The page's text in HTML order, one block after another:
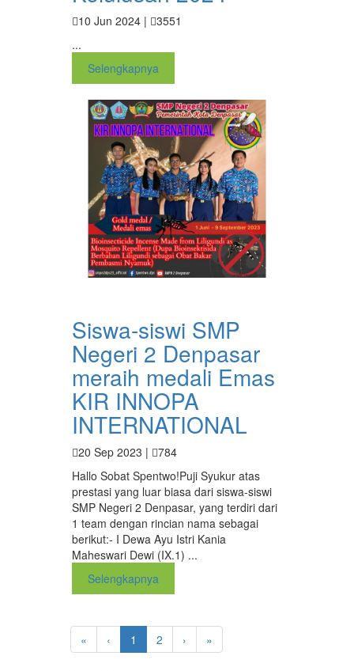
10 Jun 2024 |
3551
...
Selengkapnya
Siswa-siswi SMP
Negeri 2 Denpasar
meraih medali Emas
KIR INNOPA
INTERNATIONAL
20 Sep 2023 |
784
Hallo Sobat Spentwo!Puji Syukur atas
prestasi yang luar biasa dari siswa-siswi
SMP Negeri 2 Denpasar, yang terdiri dari
1 team dengan rincian nama sebagai
berikut:- I Dewa Ayu Istri Kania
Maheswari Dewi (IX.1) ...
Selengkapnya
« ‹ 1 2 › »